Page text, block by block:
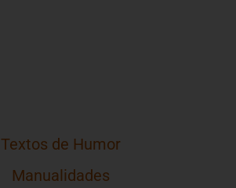
Textos de Humor
Manualidades